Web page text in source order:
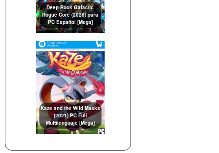
Deep Rock Galactic
Rogue Core (2026) para
PC Español [Mega]
Kaze and the Wild Masks
(2021) PC Full
Multilenguaje [Mega]